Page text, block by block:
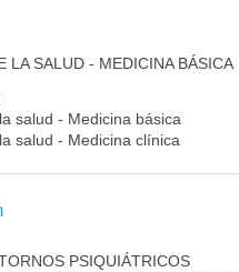
LA SALUD - MEDICINA BÁSICA
salud - Medicina básica
salud - Medicina clínica
PSIQUIÁTRICOS